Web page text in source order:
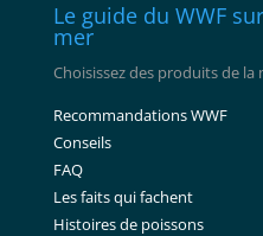
Le guide du WWF
mer
Choisissez des produits de la
Recommandations WWF
Conseils
FAQ
Les faits qui fachent
Histoires de poissons